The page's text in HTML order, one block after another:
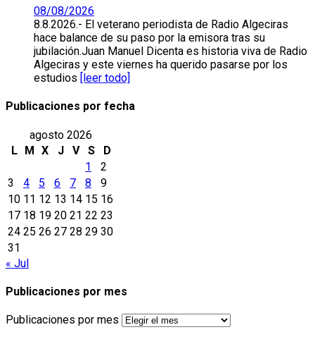
08/08/2026
8.8.2026.- El veterano periodista de Radio Algeciras
hace balance de su paso por la emisora tras su
jubilación.Juan Manuel Dicenta es historia viva de Radio
Algeciras y este viernes ha querido pasarse por los
estudios [leer todo]
Publicaciones por fecha
agosto 2026
L
M X J V S
D
1
2
3
4 5 6 7 8
9
10 11 12 13 14 15 16
17 18 19 20 21 22 23
24 25 26 27 28 29 30
31
« Jul
Publicaciones por mes
Publicaciones por mes